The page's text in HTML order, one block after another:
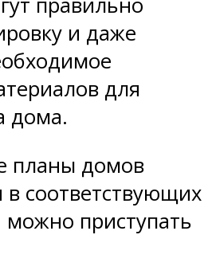
и даже
для
дома.
планы домов
соответствующих
можно приступать